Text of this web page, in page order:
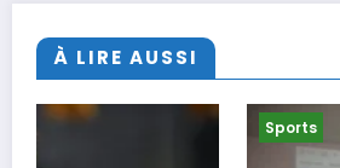
À LIRE AUSSI